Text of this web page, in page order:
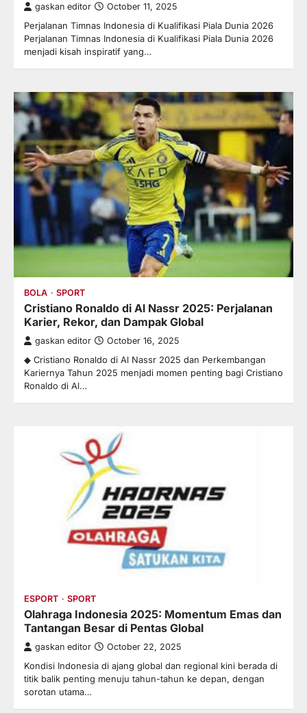
gaskan editor October 11, 2025
Perjalanan Timnas Indonesia di Kualifikasi Piala Dunia 2026
Perjalanan Timnas Indonesia di Kualifikasi Piala Dunia 2026
menjadi kisah inspiratif yang…
BOLA SPORT
Cristiano Ronaldo di Al Nassr 2025: Perjalanan
Karier, Rekor, dan Dampak Global
gaskan editor October 16, 2025
◆ Cristiano Ronaldo di Al Nassr 2025 dan Perkembangan
Kariernya Tahun 2025 menjadi momen penting bagi Cristiano
Ronaldo di Al…
ESPORT SPORT
Olahraga Indonesia 2025: Momentum Emas dan
Tantangan Besar di Pentas Global
gaskan editor October 22, 2025
Kondisi Indonesia di ajang global dan regional kini berada di
titik balik penting menuju tahun-tahun ke depan, dengan
sorotan utama…